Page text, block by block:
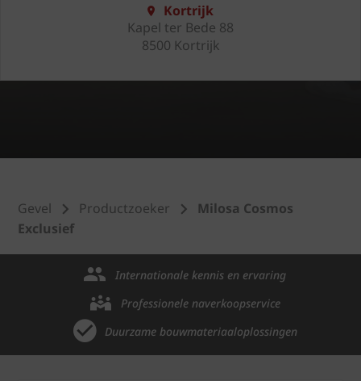
Kortrijk
Kapel ter Bede 88
8500 Kortrijk
Gevel Productzoeker
Milosa Cosmos
Exclusief
Internationale kennis en ervaring
Professionele naverkoopservice
Duurzame bouwmateriaaloplossingen